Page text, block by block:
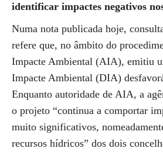
identificar impactes negativos
Numa nota publicada hoje,
refere que, no âmbito do
Impacte Ambiental (AIA), emitiu
Impacte Ambiental (DIA)
Enquanto autoridade de AIA, a
o projeto “continua a comportar
muito significativos,
recursos hídricos” dos dois